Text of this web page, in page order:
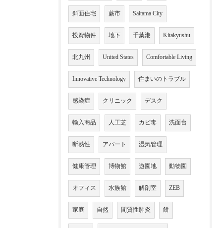
斜面住宅 蕨市 Saitama City
投資物件 地下 千葉港 Kitakyushu
北九州 United States Comfortable Living
Innovative Technology 住まいのトラブル
感染症 クリニック デスク
輸入商品 人工芝 カビ毒 洗面台
断熱性 アパート 湿気管理
健康管理 博物館 遊園地 動物園
オフィス 水族館 解剖室 ZEB
家庭 自然 間質性肺炎 餅